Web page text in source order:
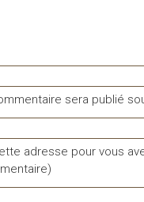
sera publié
adresse pour vous